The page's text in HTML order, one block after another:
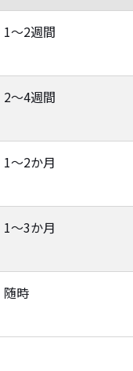
1〜2週間
2〜4週間
1〜2か月
1〜3か月
随時